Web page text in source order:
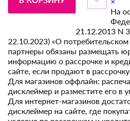
На
21.12.2013 N
22.10.2023) «О потребительском
партнеры обязаны размещать
информацию о рассрочке и
сайте, если продают в
Для магазинов оффлайн:
дисклеймер и разместите его в
Для интернет-магазинов
дисклеймер на сайте, где